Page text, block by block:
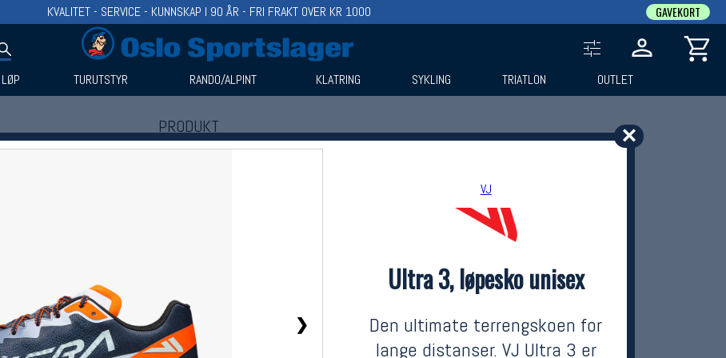
✕
❯
VJ
Ultra 3, løpesko unisex
Den ultimate terrengskoen for
lange distanser. VJ Ultra 3 er
KVALITET - SERVICE - KUNNSKAP I 90 ÅR - FRI FRAKT OVER KR 1000 GAVEKORT
LØP TURUTSTYR RANDO/ALPINT KLATRING SYKLING TRIATLON OUTLET
PRODUKT
Produkter (1)